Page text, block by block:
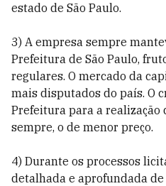
estado de São Paulo.
3) A empresa sempre
Prefeitura de São Paulo,
regulares. O mercado da
mais disputados do país. O
Prefeitura para a realização
sempre, o de menor preço.
4) Durante os processos
detalhada e aprofundada